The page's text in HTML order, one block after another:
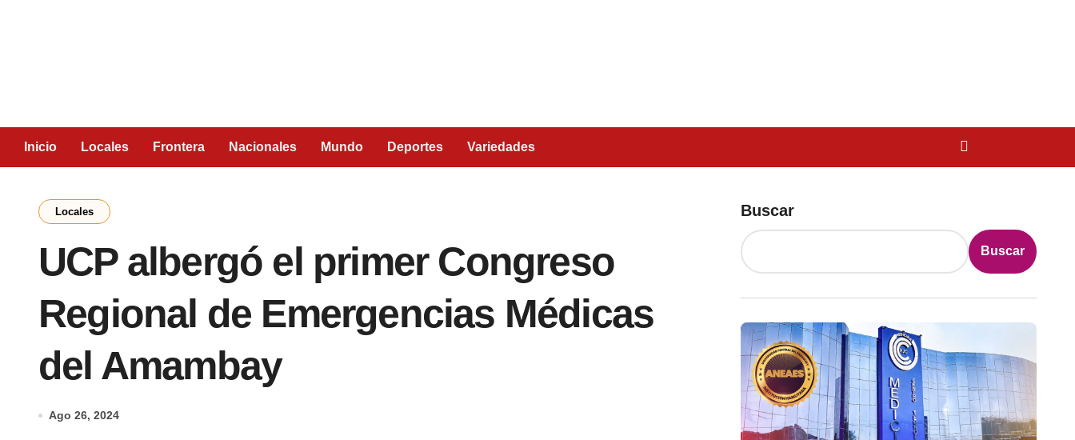
Inicio Locales Frontera Nacionales Mundo Deportes Variedades
Locales
UCP albergó el primer Congreso
Regional de Emergencias Médicas
del Amambay
Ago 26, 2024
Buscar
Buscar